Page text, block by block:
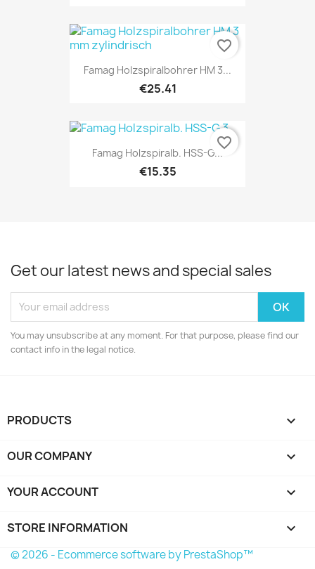
Famag Holzspiralbohrer HM 3...
€25.41
favorite_border
Famag Holzspiralb. HSS-G...
€15.35
favorite_border
Get our latest news and special sales
You may unsubscribe at any moment. For that purpose, please find our
contact info in the legal notice.
PRODUCTS 
OUR COMPANY 
YOUR ACCOUNT 
STORE INFORMATION keyboard_arrow_down
© 2026 - Ecommerce software by PrestaShop™